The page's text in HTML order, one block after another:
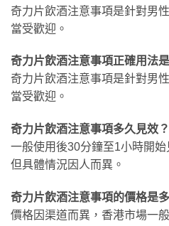
奇力片飲酒注意事項是針對男
當受歡迎。
奇力片飲酒注意事項正確用法
奇力片飲酒注意事項是針對男
當受歡迎。
奇力片飲酒注意事項多久見效？
一般使用後30分鐘至1小時開始
但具體情況因人而異。
奇力片飲酒注意事項的價格是
價格因渠道而異，香港市場一